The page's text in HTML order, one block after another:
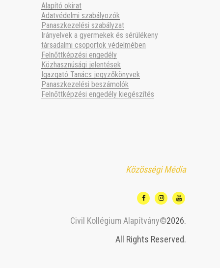
Alapító okirat
Adatvédelmi szabályozók
Panaszkezelési szabályzat
Irányelvek a gyermekek és sérülékeny
társadalmi csoportok védelmében
Felnőttképzési engedély
Közhasznúsági jelentések
Igazgató Tanács jegyzőkönyvek
Panaszkezelési beszámolók
Felnőttképzési engedély kiegészítés
Közösségi Média
Civil Kollégium Alapítvány©2026.
All Rights Reserved.